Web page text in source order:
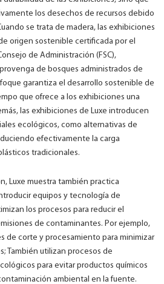
los desechos de recursos debido
se trata de madera, las exhibiciones
origen sostenible certificada por el
de Administración (FSC),
de bosques administrados de
garantiza el desarrollo sostenible de
que ofrece a los exhibiciones una
las exhibiciones de Luxe introducen
ecológicos, como alternativas de
efectivamente la carga
tradicionales.
Luxe muestra también practica
equipos y tecnología de
los procesos para reducir el
de contaminantes. Por ejemplo,
de corte y procesamiento para minimizar
También utilizan procesos de
para evitar productos químicos
ambiental en la fuente.